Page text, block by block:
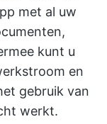
met al uw
kunt u
en
gebruik van
werkt.